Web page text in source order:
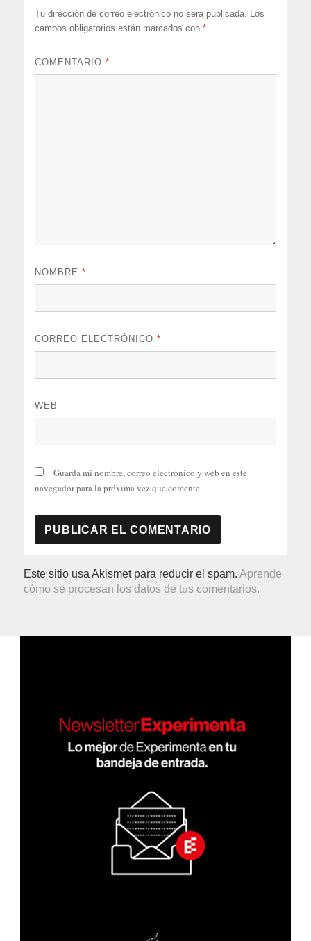
Tu dirección de correo electrónico no será publicada. Los
campos obligatorios están marcados con*
COMENTARIO*
NOMBRE*
CORREO ELECTRÓNICO*
WEB
Guarda mi nombre, correo electrónico y web en este
navegador para la próxima vez que comente.
Este sitio usa Akismet para reducir el spam.Aprende
cómo se procesan los datos de tus comentarios.